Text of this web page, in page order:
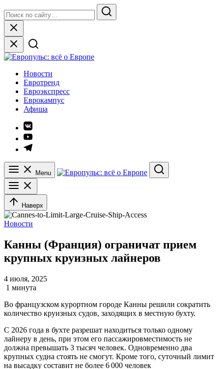
to
content
for:
Search
Close
Европульс: всё о Европе
Новости
Евротренд
Евроэкспресс
Еврокампус
Афиша
Элемент
меню
Элемент
меню
Элемент
Menu
Search
Наверх
Новости
Канны (Франция) ограничат прием
крупных круизных лайнеров
4 июля, 2025
1 минута
Во французском курортном городе Канны решили сократить
количество круизных судов, заходящих в местную бухту.
С 2026 года в бухте разрешат находиться только одному
лайнеру в день, при этом его пассажировместимость не
должна превышать 3 тысяч человек. Одновременно два
крупных судна стоять не смогут. Кроме того, суточный лимит
на высадку составит не более 6 000 человек